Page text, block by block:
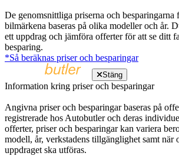
De genomsnittliga priserna och besparingarna
bilmärkena baseras på olika modeller och år.
ett uppdrag och jämföra offerter för att se ditt
besparing.
*Så beräknas priser och besparingar
Stäng
Information kring priser och besparingar
Angivna priser och besparingar baseras på
registrerade hos Autobutler och deras
offerter, priser och besparingar kan variera
modell, år, verkstadens tillgänglighet samt när
uppdraget ska utföras.